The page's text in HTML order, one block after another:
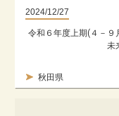
2024/12/27
秋田県
令和６年度上期(４－
未